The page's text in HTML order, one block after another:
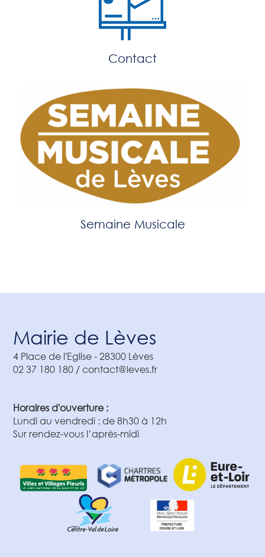
Contact
Semaine Musicale
Mairie de Lèves
4 Place de l'Eglise-28300 Lèves
02 37 180 180 / contact@leves.fr
Horaires d'ouverture :
Lundi au vendredi : de 8h30 à 12h
Sur rendez-vous l’après-midi